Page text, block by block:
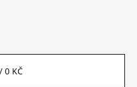
0 KČ